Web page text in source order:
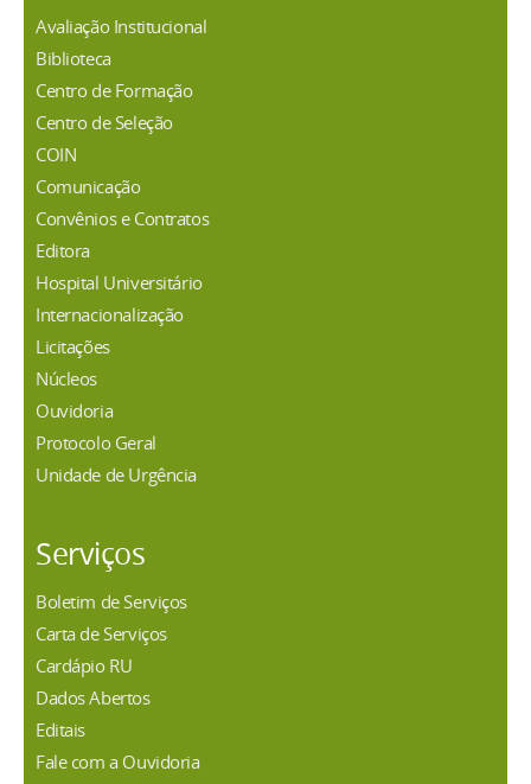
Avaliação Institucional
Biblioteca
Centro de Formação
Centro de Seleção
COIN
Comunicação
Convênios e Contratos
Editora
Hospital Universitário
Internacionalização
Licitações
Núcleos
Ouvidoria
Protocolo Geral
Unidade de Urgência
Serviços
Boletim de Serviços
Carta de Serviços
Cardápio RU
Dados Abertos
Editais
Fale com a Ouvidoria